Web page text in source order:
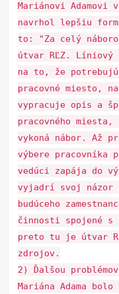
Mariánovi Adamovi
navrhol lepšiu
to: "Za celý
útvar RĽZ. Líniový
na to, že potrebujú
pracovné miesto,
vypracuje opis a
pracovného
vykoná nábor. Až
výbere
vedúci zapája do
vyjadrí svoj názor
budúceho
činnosti spojené s
preto tu je útvar
zdrojov.
2) Ďalšou
Mariána Adama